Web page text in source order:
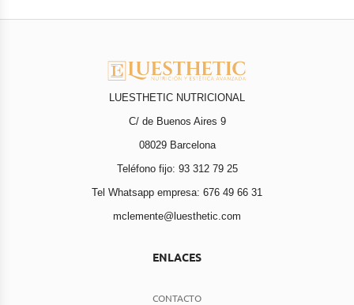
LUESTHETIC NUTRICIONAL
C/ de Buenos Aires 9
08029 Barcelona
Teléfono fijo: 93 312 79 25
Tel Whatsapp empresa: 676 49 66 31
mclemente@luesthetic.com
ENLACES
CONTACTO